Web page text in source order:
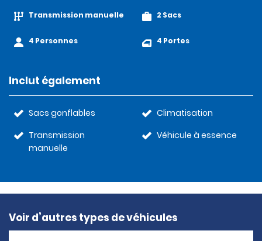
Transmission manuelle
4 Personnes
2 Sacs
4 Portes
Inclut également
Sacs gonflables
Transmission
manuelle
Climatisation
Véhicule à essence
Voir d’autres types de véhicules